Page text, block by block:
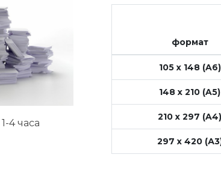
1-4 часа
формат
105 x 148 (A6)
148 x 210 (A5)
210 x 297 (A4)
297 х 420